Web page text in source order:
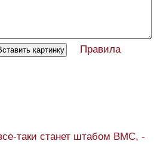
Правила
таки станет штабом ВМС, -